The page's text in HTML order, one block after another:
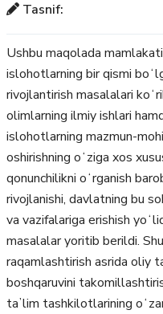
Tasnif:
Ushbu maqolada
islohotlarning bir qismi
rivojlantirish masalalari
olimlarning ilmiy ishlari
islohotlarning mazmun-
oshirishning oʻziga xos
qonunchilikni oʻrganish
rivojlanishi, davlatning bu
va vazifalariga erishish
masalalar yoritib berildi.
raqamlashtirish asrida oliy
boshqaruvini
taʼlim tashkilotlarining